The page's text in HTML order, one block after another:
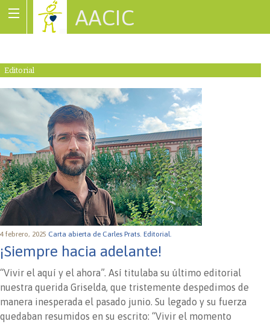
AACIC
Editorial
4 febrero, 2025 Carta abierta de Carles Prats. Editorial.
¡Siempre hacia adelante!
“Vivir el aquí y el ahora”. Así titulaba su último editorial
nuestra querida Griselda, que tristemente despedimos de
manera inesperada el pasado junio. Su legado y su fuerza
quedaban resumidos en su escrito: “Vivir el momento